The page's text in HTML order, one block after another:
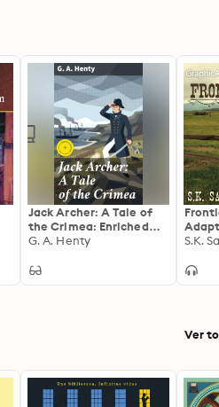
Jack Archer: A Tale of
the Crimea: Enriched
edition. A Tale of
in the Chaos of War
G. A. Henty S.K.
Ver